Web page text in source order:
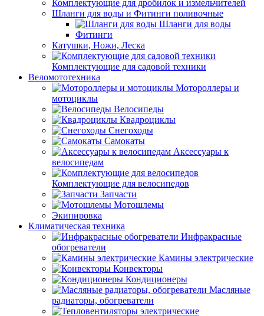
Комплектующие для дробилок и измельчителей
Шланги для воды и Фитинги поливочные
Шланги для воды
Фитинги
Катушки, Ножи, Леска
Комплектующие для садовой техники
Веломототехника
Мотороллеры и
мотоциклы
Велосипеды
Квадроциклы
Снегоходы
Самокаты
Аксессуары к
велосипедам
Комплектующие для велосипедов
Запчасти
Мотошлемы
Экипировка
Климатическая техника
Инфракрасные
обогреватели
Камины электрические
Конвекторы
Кондиционеры
Масляные
радиаторы, обогреватели